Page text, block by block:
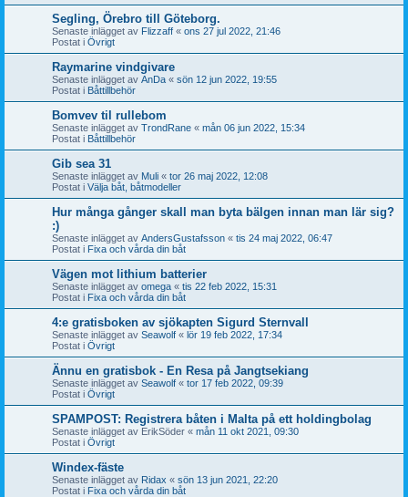
Segling, Örebro till Göteborg.
Senaste inlägget av Flizzaff « ons 27 jul 2022, 21:46
Postat i Övrigt
Raymarine vindgivare
Senaste inlägget av AnDa « sön 12 jun 2022, 19:55
Postat i Båttillbehör
Bomvev til rullebom
Senaste inlägget av TrondRane « mån 06 jun 2022, 15:34
Postat i Båttillbehör
Gib sea 31
Senaste inlägget av Muli « tor 26 maj 2022, 12:08
Postat i Välja båt, båtmodeller
Hur många gånger skall man byta bälgen innan man lär sig?
:)
Senaste inlägget av AndersGustafsson « tis 24 maj 2022, 06:47
Postat i Fixa och vårda din båt
Vägen mot lithium batterier
Senaste inlägget av omega « tis 22 feb 2022, 15:31
Postat i Fixa och vårda din båt
4:e gratisboken av sjökapten Sigurd Sternvall
Senaste inlägget av Seawolf « lör 19 feb 2022, 17:34
Postat i Övrigt
Ännu en gratisbok - En Resa på Jangtsekiang
Senaste inlägget av Seawolf « tor 17 feb 2022, 09:39
Postat i Övrigt
SPAMPOST: Registrera båten i Malta på ett holdingbolag
Senaste inlägget av ErikSöder « mån 11 okt 2021, 09:30
Postat i Övrigt
Windex-fäste
Senaste inlägget av Ridax « sön 13 jun 2021, 22:20
Postat i Fixa och vårda din båt